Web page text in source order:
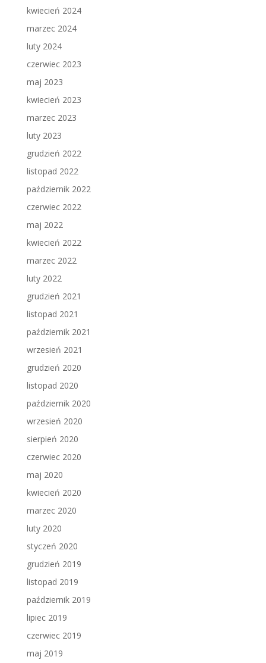
kwiecień 2024
marzec 2024
luty 2024
czerwiec 2023
maj 2023
kwiecień 2023
marzec 2023
luty 2023
grudzień 2022
listopad 2022
październik 2022
czerwiec 2022
maj 2022
kwiecień 2022
marzec 2022
luty 2022
grudzień 2021
listopad 2021
październik 2021
wrzesień 2021
grudzień 2020
listopad 2020
październik 2020
wrzesień 2020
sierpień 2020
czerwiec 2020
maj 2020
kwiecień 2020
marzec 2020
luty 2020
styczeń 2020
grudzień 2019
listopad 2019
październik 2019
lipiec 2019
czerwiec 2019
maj 2019